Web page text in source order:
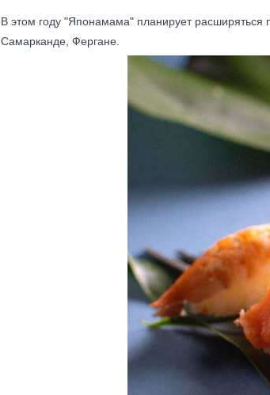
В этом году "Японамама" планирует расширяться
Самарканде, Фергане.